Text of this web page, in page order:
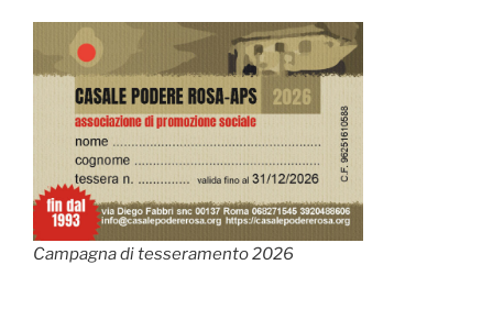
Campagna di tesseramento 2026